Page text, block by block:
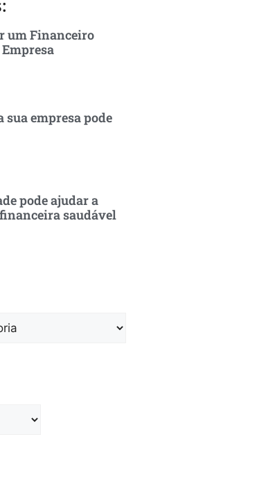
um Financeiro
sua empresa pode
pode ajudar a
saudável